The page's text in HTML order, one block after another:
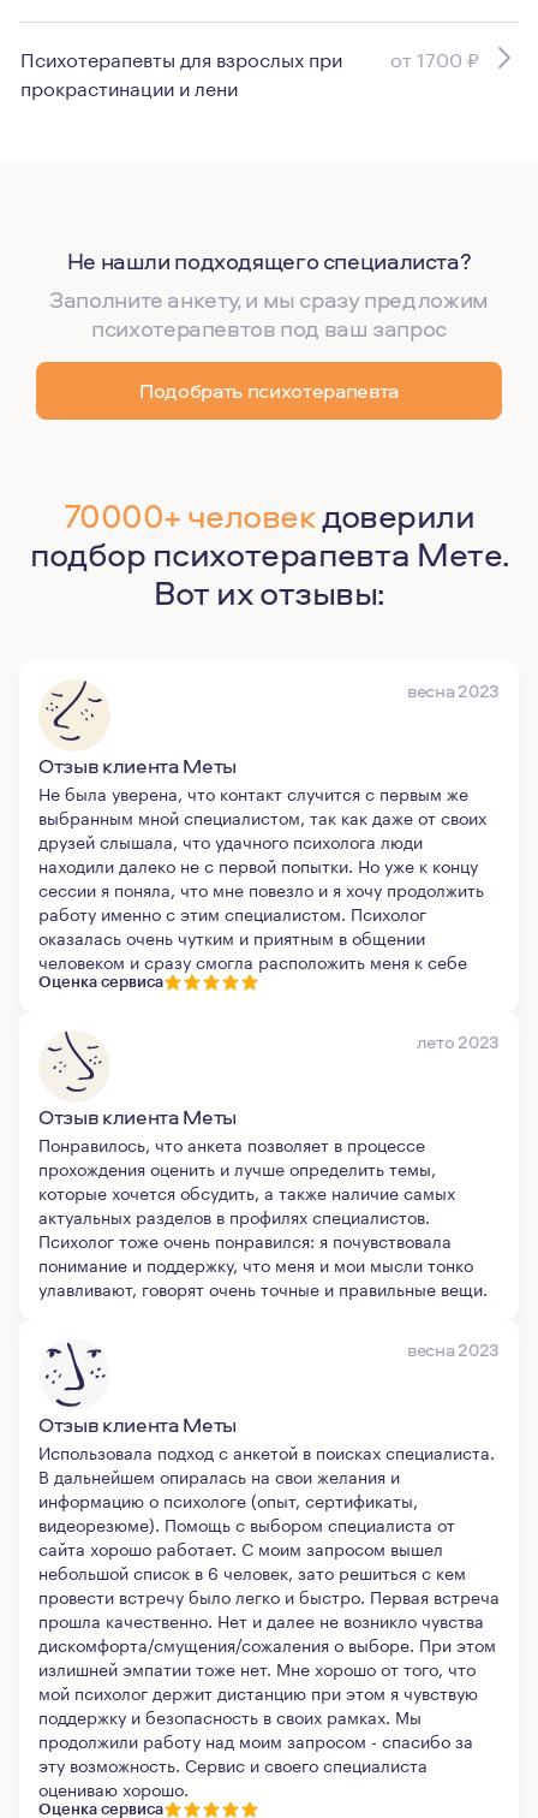
Психотерапевты для взрослых при
прокрастинации и лени
от 1700 ₽
Не нашли подходящего специалиста?
Заполните анкету, и мы сразу предложим
психотерапевтов под ваш запрос
Подобрать психотерапевта
70000+ человекдоверили
подбор психотерапевта Мете.
Вот их отзывы:
весна 2023
Отзыв клиента Меты
Не была уверена, что контакт случится с первым же
выбранным мной специалистом, так как даже от своих
друзей слышала, что удачного психолога люди
находили далеко не с первой попытки. Но уже к концу
сессии я поняла, что мне повезло и я хочу продолжить
работу именно с этим специалистом. Психолог
оказалась очень чутким и приятным в общении
человеком и сразу смогла расположить меня к себе
Оценка сервиса
лето 2023
Отзыв клиента Меты
Понравилось, что анкета позволяет в процессе
прохождения оценить и лучше определить темы,
которые хочется обсудить, а также наличие самых
актуальных разделов в профилях специалистов.
Психолог тоже очень понравился: я почувствовала
понимание и поддержку, что меня и мои мысли тонко
улавливают, говорят очень точные и правильные вещи.
весна 2023
Отзыв клиента Меты
Использовала подход с анкетой в поисках специалиста.
В дальнейшем опиралась на свои желания и
информацию о психологе (опыт, сертификаты,
видеорезюме). Помощь с выбором специалиста от
сайта хорошо работает. С моим запросом вышел
небольшой список в 6 человек, зато решиться с кем
провести встречу было легко и быстро. Первая встреча
прошла качественно. Нет и далее не возникло чувства
дискомфорта/смущения/сожаления о выборе. При этом
излишней эмпатии тоже нет. Мне хорошо от того, что
мой психолог держит дистанцию при этом я чувствую
поддержку и безопасность в своих рамках. Мы
продолжили работу над моим запросом - спасибо за
эту возможность. Сервис и своего специалиста
оцениваю хорошо.
Оценка сервиса